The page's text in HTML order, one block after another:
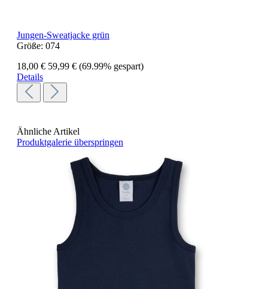
Jungen-Sweatjacke grün
Größe: 074
18,00 € 59,99 € (69.99% gespart)
Details
Ähnliche Artikel
Produktgalerie überspringen